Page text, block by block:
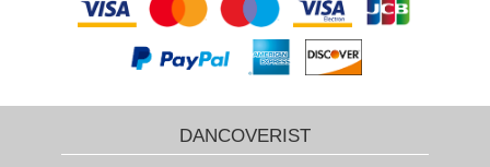
DANCOVERIST